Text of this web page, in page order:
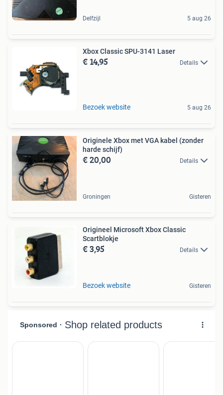
Delfzijl 5 aug 26
Xbox Classic SPU-3141 Laser
€ 14,95 Details
Bezoek website 5 aug 26
Originele Xbox met VGA kabel (zonder
harde schijf)
€ 20,00 Details
Groningen Gisteren
Origineel Microsoft Xbox Classic
Scartblokje
€ 3,95 Details
Bezoek website Gisteren